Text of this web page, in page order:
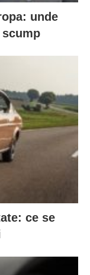
unde
ce se